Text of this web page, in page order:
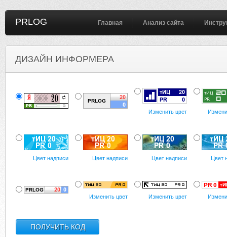
PRLOG Главная Анализ сайта
ДИЗАЙН ИНФОРМЕРА
Изменить цвет
Цвет надписи Цвет надписи Цвет надписи Цвет
Изменить цвет Изменить цвет